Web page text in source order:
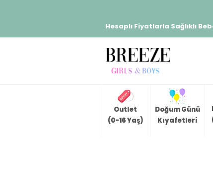
Hesaplı Fiyatlarla Sağlıklı
Outlet
(0-16 Yaş)
Doğum Günü
Kıyafetleri